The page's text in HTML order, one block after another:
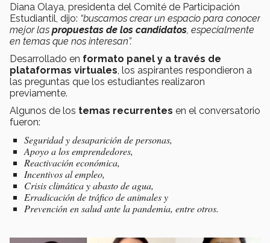
Diana Olaya, presidenta del Comité de Participación
Estudiantil, dijo: “buscamos crear un espacio para conocer
mejor las propuestas de los candidatos , especialmente
en temas que nos interesan”.
Desarrollado en formato panel y a través de
plataformas virtuales , los aspirantes respondieron a
las preguntas que los estudiantes realizaron
previamente.
Algunos de los temas recurrentes en el conversatorio
fueron:
Seguridad y desaparición de personas,
Apoyo a los emprendedores,
Reactivación económica,
Incentivos al empleo,
Crisis climática y abasto de agua,
Erradicación de tráfico de animales y
Prevención en salud ante la pandemia, entre otros.